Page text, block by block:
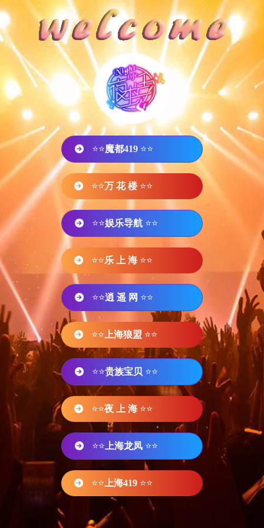
⭐⭐魔都419 ⭐⭐
⭐⭐万 花 楼 ⭐⭐
⭐⭐娱乐导航 ⭐⭐
⭐⭐乐 上 海 ⭐⭐
⭐⭐逍 遥 网 ⭐⭐
⭐⭐ 上海狼盟 ⭐⭐
⭐⭐贵族宝贝 ⭐⭐
⭐⭐夜 上 海 ⭐⭐
⭐⭐ 上海龙凤 ⭐⭐
⭐⭐ 上海419 ⭐⭐